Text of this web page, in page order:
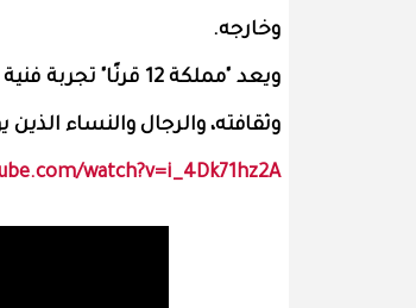
وخارجه.
ويعد "مملكة 12
وثقافته، والرجال والنساء
watch?v=i_4Dk71hz2A